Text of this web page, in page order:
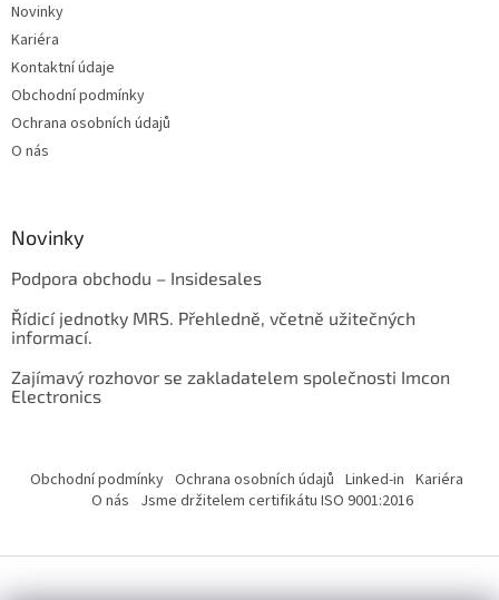
Novinky
Kariéra
Kontaktní údaje
Obchodní podmínky
Ochrana osobních údajů
O nás
Novinky
Podpora obchodu – Insidesales
Řídicí jednotky MRS. Přehledně, včetně užitečných
informací.
Zajímavý rozhovor se zakladatelem společnosti Imcon
Electronics
Obchodní podmínky Ochrana osobních údajů Linked-in Kariéra
O nás Jsme držitelem certifikátu ISO 9001:2016